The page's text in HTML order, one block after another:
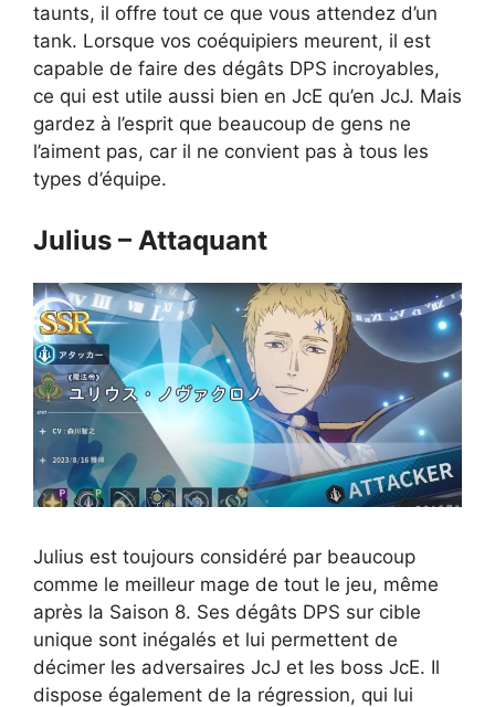
taunts, il offre tout ce que vous attendez d’un
tank. Lorsque vos coéquipiers meurent, il est
capable de faire des dégâts DPS incroyables,
ce qui est utile aussi bien en JcE qu’en JcJ. Mais
gardez à l’esprit que beaucoup de gens ne
l’aiment pas, car il ne convient pas à tous les
types d’équipe.
Julius – Attaquant
Julius est toujours considéré par beaucoup
comme le meilleur mage de tout le jeu, même
après la Saison 8. Ses dégâts DPS sur cible
unique sont inégalés et lui permettent de
décimer les adversaires JcJ et les boss JcE. Il
dispose également de la régression, qui lui